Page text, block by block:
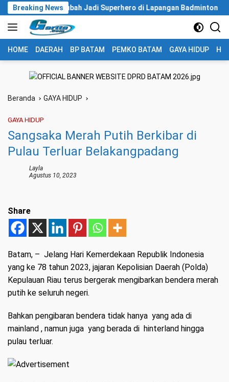
Langsung
ke
konten
Breaking News
Kepri Berubah Jadi Superhero di Lapangan Badminton
HOME DAERAH BP BATAM PEMKO BATAM GAYA HIDUP
Beranda GAYA HIDUP
GAYA HIDUP
Sangsaka Merah Putih Berkibar di
Pulau Terluar Belakangpadang
Layla
Agustus 10, 2023
Share
Batam, – Jelang Hari Kemerdekaan Republik Indonesia
yang ke 78 tahun 2023, jajaran Kepolisian Daerah (Polda)
Kepulauan Riau terus bergerak mengibarkan bendera merah
putih ke seluruh negeri.
Bahkan pengibaran bendera tidak hanya yang ada di
mainland , namun juga yang berada di hinterland hingga
pulau terluar.